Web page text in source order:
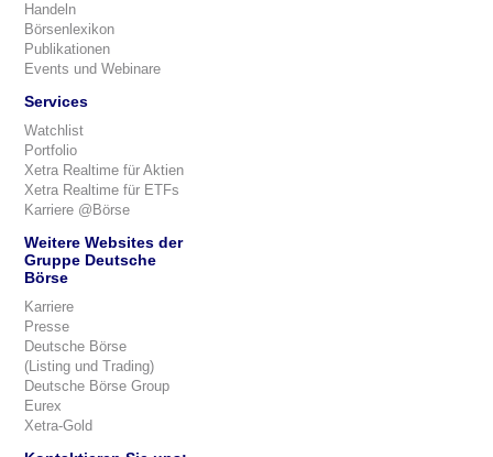
Handeln
Börsenlexikon
Publikationen
Events und Webinare
Services
Watchlist
Portfolio
Xetra Realtime für Aktien
Xetra Realtime für ETFs
Karriere @Börse
Weitere Websites der
Gruppe Deutsche
Börse
Karriere
Presse
Deutsche Börse
(Listing und Trading)
Deutsche Börse Group
Eurex
Xetra-Gold